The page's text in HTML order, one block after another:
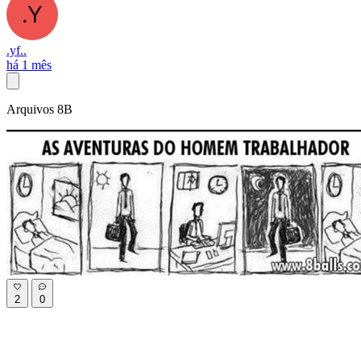
.yf..
há 1 mês
Arquivos 8B
2 0